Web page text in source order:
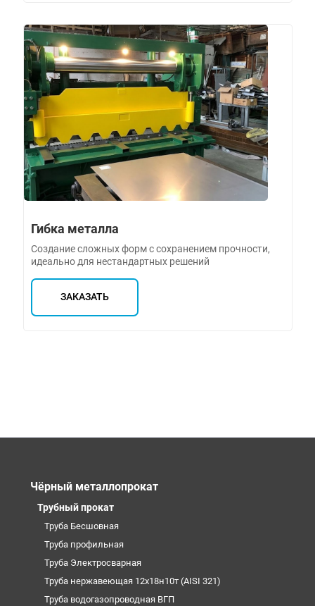
Гибка металла
Создание сложных форм с сохранением прочности,
идеально для нестандартных решений
ЗАКАЗАТЬ
Чёрный металлопрокат
Трубный прокат
Труба Бесшовная
Труба профильная
Труба Электросварная
Труба нержавеющая 12х18н10т (AISI 321)
Труба водогазопроводная ВГП